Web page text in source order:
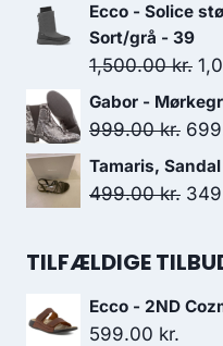
pris
var:
Ecco - Solice
Sort/grå - 39
1,500.00kr.
pris
Gabor -
999.00kr. Den
pris
Tamaris,
499.00kr. Den
pris
TILFÆLDIGE
Ecco - 2ND
599.00 kr.